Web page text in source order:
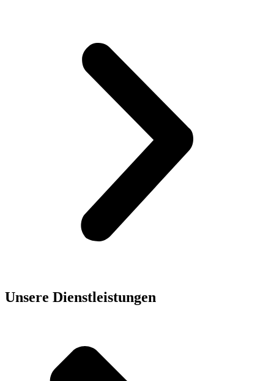
Unsere Dienst­leistungen